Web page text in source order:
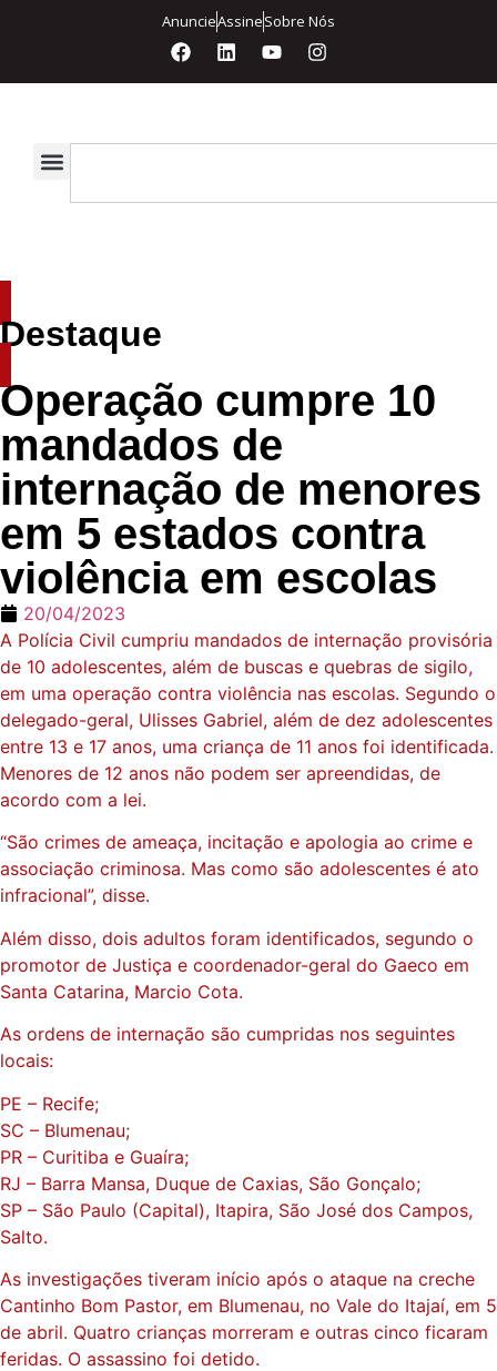
AnuncieAssineSobre Nós
Destaque
Operação cumpre 10
mandados de
internação de menores
em 5 estados contra
violência em escolas
20/04/2023
A Polícia Civil cumpriu mandados de internação provisória
de 10 adolescentes, além de buscas e quebras de sigilo,
em uma operação contra violência nas escolas. Segundo o
delegado-geral, Ulisses Gabriel, além de dez adolescentes
entre 13 e 17 anos, uma criança de 11 anos foi identificada.
Menores de 12 anos não podem ser apreendidas, de
acordo com a lei.
“São crimes de ameaça, incitação e apologia ao crime e
associação criminosa. Mas como são adolescentes é ato
infracional”, disse.
Além disso, dois adultos foram identificados, segundo o
promotor de Justiça e coordenador-geral do Gaeco em
Santa Catarina, Marcio Cota.
As ordens de internação são cumpridas nos seguintes
locais:
PE – Recife;
SC – Blumenau;
PR – Curitiba e Guaíra;
RJ – Barra Mansa, Duque de Caxias, São Gonçalo;
SP – São Paulo (Capital), Itapira, São José dos Campos,
Salto.
As investigações tiveram início após o ataque na creche
Cantinho Bom Pastor, em Blumenau, no Vale do Itajaí, em 5
de abril. Quatro crianças morreram e outras cinco ficaram
feridas. O assassino foi detido.